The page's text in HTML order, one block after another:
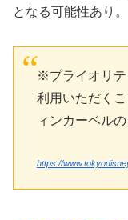
となる可能性あり。
※プライオリテ
利用いただく
ィンカーベル
https://